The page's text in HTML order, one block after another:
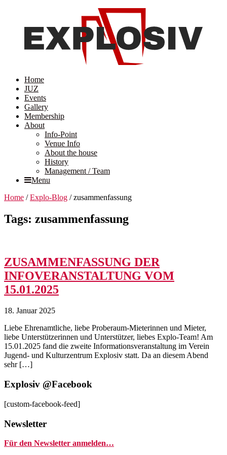
Home
JUZ
Events
Gallery
Membership
About
Info-Point
Venue Info
About the house
History
Management / Team
Menu
Home / Explo-Blog / zusammenfassung
Tags: zusammenfassung
ZUSAMMENFASSUNG DER
INFOVERANSTALTUNG VOM
15.01.2025
18. Januar 2025
Liebe Ehrenamtliche, liebe Proberaum-Mieterinnen und Mieter,
liebe Unterstützerinnen und Unterstützer, liebes Explo-Team! Am
15.01.2025 fand die zweite Informationsveranstaltung im Verein
Jugend- und Kulturzentrum Explosiv statt. Da an diesem Abend
sehr […]
Explosiv @Facebook
[custom-facebook-feed]
Newsletter
Für den Newsletter anmelden…